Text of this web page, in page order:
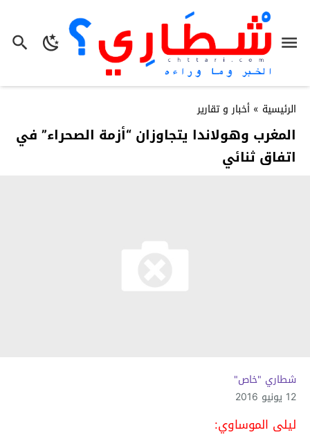
الرئيسية » أخبار و تقارير
المغرب وهولاندا يتجاوزان “أزمة الصحراء” في
اتفاق ثنائي
شطاري "خاص"
12 يونيو 2016
ليلى الموساوي: